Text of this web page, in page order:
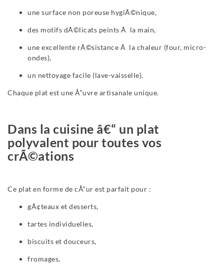
une surface non poreuse hygiÃ©nique,
des motifs dÃ©licats peints Ã la main,
une excellente rÃ©sistance Ã la chaleur (four, micro-
ondes),
un nettoyage facile (lave-vaisselle).
Chaque plat est une Å“uvre artisanale unique.
Dans la cuisine â€“ un plat
polyvalent pour toutes vos
crÃ©ations
Ce plat en forme de cÅ“ur est parfait pour :
gÃ¢teaux et desserts,
tartes individuelles,
biscuits et douceurs,
fromages,